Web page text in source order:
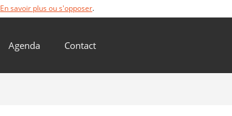
En savoir plus ou s'opposer.
Agenda Contact